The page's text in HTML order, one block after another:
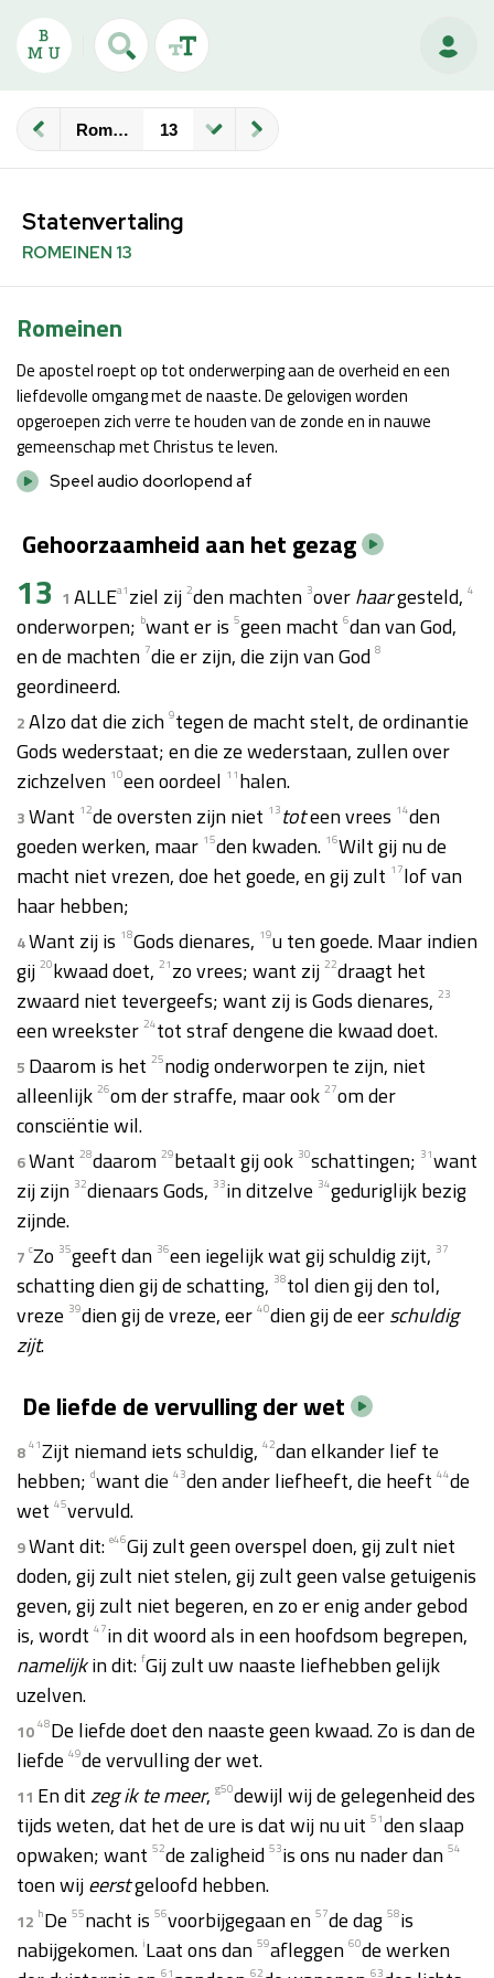
Romeinen
Statenvertaling
ROMEINEN 13
Romeinen
De apostel roept op tot onderwerping aan de overheid en een
liefdevolle omgang met de naaste. De gelovigen worden
opgeroepen zich verre te houden van de zonde en in nauwe
gemeenschap met Christus te leven.
Speel audio doorlopend af
Gehoorzaamheid aan het gezag
13 1 ALLEa1 ziel zij 2den machten 3overhaargesteld, 4
onderworpen; bwant er is 5geen macht 6dan van God,
en de machten 7die er zijn, die zijn van God 8
geordineerd.
2Alzo dat die zich 9tegen de macht stelt, de ordinantie
Gods wederstaat; en die ze wederstaan, zullen over
zichzelven 10een oordeel 11 halen.
3Want 12de oversten zijn niet 13 toteen vrees 14den
goeden werken, maar 15den kwaden. 16Wilt gij nu de
macht niet vrezen, doe het goede, en gij zult 17lof van
haar hebben;
4Want zij is 18Gods dienares, 19u ten goede. Maar indien
gij 20kwaad doet, 21 zo vrees; want zij 22draagt het
zwaard niet tevergeefs; want zij is Gods dienares, 23
een wreekster 24tot straf dengene die kwaad doet.
5 Daarom is het 25nodig onderworpen te zijn, niet
alleenlijk 26om der straffe, maar ook 27om der
consciëntie wil.
6Want 28daarom 29betaalt gij ook 30schattingen; 31want
zij zijn 32dienaars Gods, 33in ditzelve 34geduriglijk bezig
zijnde.
7 cZo 35geeft dan 36een iegelijk wat gij schuldig zijt, 37
schatting dien gij de schatting, 38tol dien gij den tol,
vreze 39dien gij de vreze, eer 40dien gij de eerschuldig
zijt.
De liefde de vervulling der wet
8 41Zijt niemand iets schuldig, 42dan elkander lief te
hebben; dwant die 43den ander liefheeft, die heeft 44de
wet 45vervuld.
9Want dit: e46Gij zult geen overspel doen, gij zult niet
doden, gij zult niet stelen, gij zult geen valse getuigenis
geven, gij zult niet begeren, en zo er enig ander gebod
is, wordt 47in dit woord als in een hoofdsom begrepen,
namelijkin dit: fGij zult uw naaste liefhebben gelijk
uzelven.
10 48De liefde doet den naaste geen kwaad. Zo is dan de
liefde 49de vervulling der wet.
11 En ditzeg ik te meer, g50dewijl wij de gelegenheid des
tijds weten, dat het de ure is dat wij nu uit 51den slaap
opwaken; want 52de zaligheid 53is ons nu nader dan 54
toen wijeerstgeloofd hebben.
12 hDe 55nacht is 56voorbijgegaan en 57de dag 58is
nabijgekomen. iLaat ons dan 59afleggen 60de werken
61 62 63